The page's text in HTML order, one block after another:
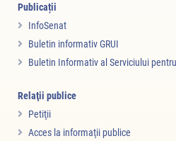
Publicații
InfoSenat
Buletin informativ GRUI
Buletin Informativ al Serviciului
Relaţii publice
Petiţii
Acces la informaţii publice